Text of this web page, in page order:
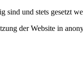
sind und stets gesetzt
der Website in